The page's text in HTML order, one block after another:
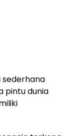
sederhana
pintu dunia